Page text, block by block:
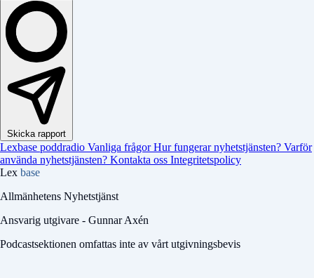
Skicka rapport
Lexbase poddradio Vanliga frågorHur fungerar nyhetstjänsten? Varför
använda nyhetstjänsten? Kontakta oss Integritetspolicy
Lex base
Allmänhetens Nyhetstjänst
Ansvarig utgivare - Gunnar Axén
Podcastsektionen omfattas inte av vårt utgivningsbevis